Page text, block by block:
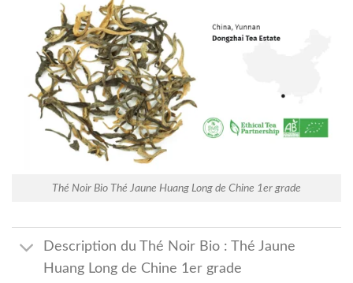
Thé Noir Bio Thé Jaune Huang Long de Chine 1er grade
Description du Thé Noir Bio : Thé Jaune
Huang Long de Chine 1er grade